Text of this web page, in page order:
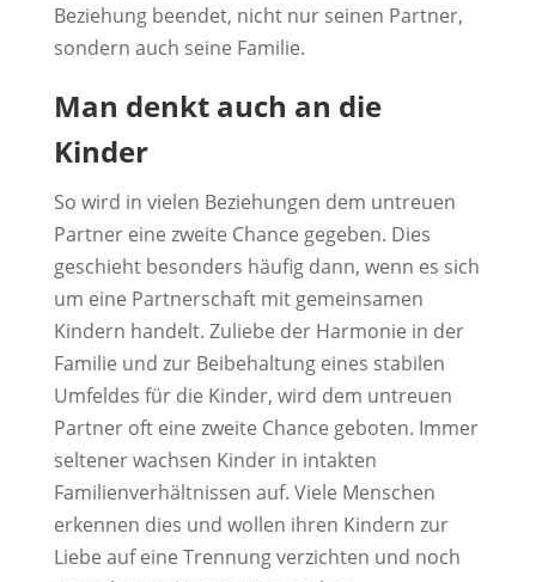
Beziehung beendet, nicht nur seinen Partner,
sondern auch seine Familie.
Man denkt auch an die
Kinder
So wird in vielen Beziehungen dem untreuen
Partner eine zweite Chance gegeben. Dies
geschieht besonders häufig dann, wenn es sich
um eine Partnerschaft mit gemeinsamen
Kindern handelt. Zuliebe der Harmonie in der
Familie und zur Beibehaltung eines stabilen
Umfeldes für die Kinder, wird dem untreuen
Partner oft eine zweite Chance geboten. Immer
seltener wachsen Kinder in intakten
Familienverhältnissen auf. Viele Menschen
erkennen dies und wollen ihren Kindern zur
Liebe auf eine Trennung verzichten und noch